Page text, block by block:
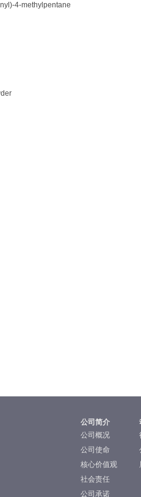
4-methylpentane
公司简介
公司概况
公司使命
核心价值观
社会责任
公司承诺